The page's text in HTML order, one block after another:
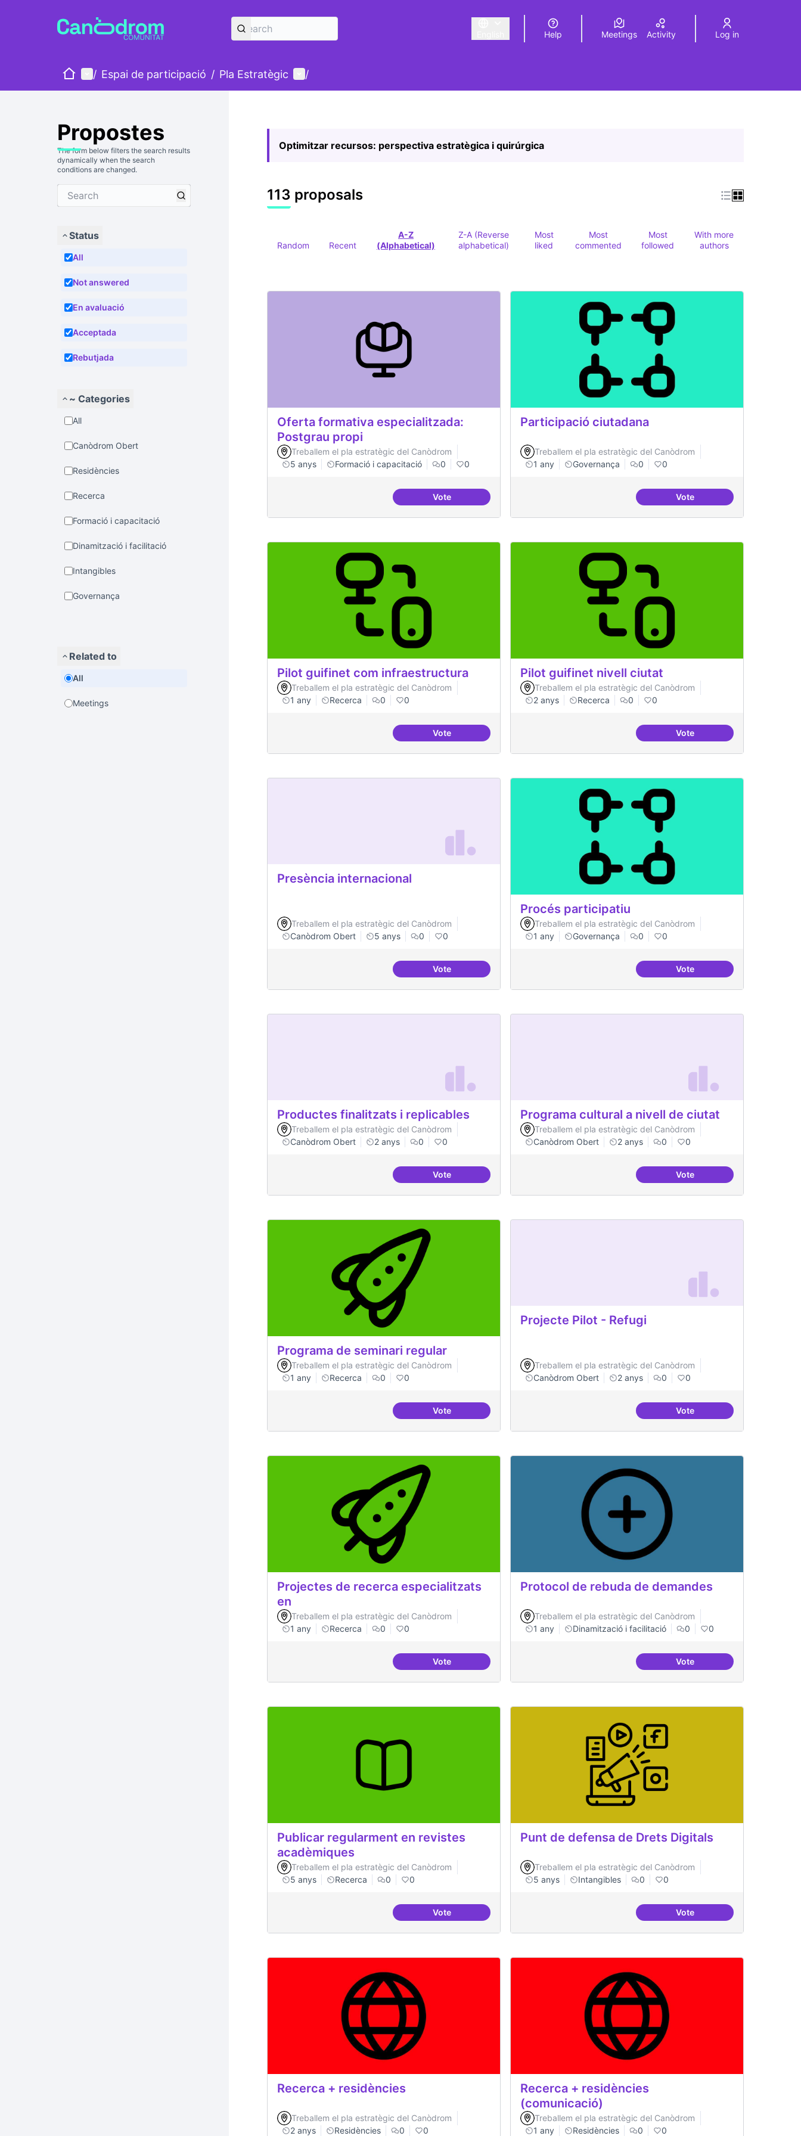
Triar la llengua Elegir el idiomaChoose language
Help Meetings Activity Log in
HomeMain menu
/ Espai de participació / Pla Estratègic User menu
/
Propostes
The form below filters the search results
dynamically when the search
conditions are changed.
Status
All
Not answered
En avaluació
Acceptada
Rebutjada
~ Categories
All
Canòdrom Obert
Residències
Recerca
Formació i capacitació
Dinamització i facilitació
Intangibles
Governança
Related to
All
Meetings
Optimitzar recursos: perspectiva estratègica i quirúrgica
113 proposals
Random Recent
A-Z
(Alphabetical)
Z-A (Reverse
alphabetical)
Most
liked
Most
commented
Most
followed
With more
authors
Oferta formativa especialitzada:
Postgrau propi
Treballem el pla estratègic del Canòdrom
5 anys
Formació i capacitació 0 0
VoteOferta formativa especialitzada: Postgrau propi
Participació ciutadana
Treballem el pla estratègic del Canòdrom
1 any
Governança 0 0
VoteParticipació ciutadana
Pilot guifinet com infraestructura
Treballem el pla estratègic del Canòdrom
1 any
Recerca 0 0
VotePilot guifinet com infraestructura
Pilot guifinet nivell ciutat
Treballem el pla estratègic del Canòdrom
2 anys
Recerca 0 0
VotePilot guifinet nivell ciutat
Presència internacional
Treballem el pla estratègic del Canòdrom
Canòdrom Obert
5 anys 0 0
VotePresència internacional
Procés participatiu
Treballem el pla estratègic del Canòdrom
1 any
Governança 0 0
VoteProcés participatiu
Productes finalitzats i replicables
Treballem el pla estratègic del Canòdrom
Canòdrom Obert
2 anys 0 0
VoteProductes finalitzats i replicables
Programa cultural a nivell de ciutat
Treballem el pla estratègic del Canòdrom
Canòdrom Obert
2 anys 0 0
VotePrograma cultural a nivell
Programa de seminari regular
Treballem el pla estratègic del Canòdrom
1 any
Recerca 0 0
VotePrograma de seminari regular
Projecte Pilot - Refugi
Treballem el pla estratègic del Canòdrom
Canòdrom Obert
2 anys 0 0
VoteProjecte Pilot - Refugi
Projectes de recerca especialitzats
en
Treballem el pla estratègic del Canòdrom
1 any
Recerca 0 0
VoteProjectes de recerca especialitzats en
Protocol de rebuda de demandes
Treballem el pla estratègic del Canòdrom
1 any
Dinamització i facilitació 0 0
VoteProtocol de rebuda de
Publicar regularment en revistes
acadèmiques
Treballem el pla estratègic del Canòdrom
5 anys
Recerca 0 0
VotePublicar regularment en revistes acadèmiques
Punt de defensa de Drets Digitals
Treballem el pla estratègic del Canòdrom
5 anys
Intangibles 0 0
VotePunt de defensa de Drets
Recerca + residències
Treballem el pla estratègic del Canòdrom
2 anys
Residències 0 0
Recerca + residències
(comunicació)
Treballem el pla estratègic del Canòdrom
1 any
Residències 0 0